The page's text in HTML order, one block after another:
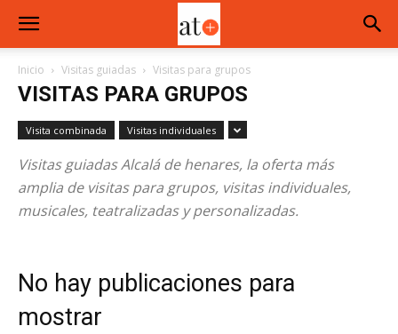
Inicio Visitas guiadas Visitas para grupos
VISITAS PARA GRUPOS
Visita combinada Visitas individuales
Visitas guiadas Alcalá de henares, la oferta más
amplia de visitas para grupos, visitas individuales,
musicales, teatralizadas y personalizadas.
No hay publicaciones para
mostrar